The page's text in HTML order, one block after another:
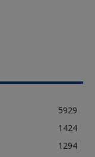
5929
1424
1294